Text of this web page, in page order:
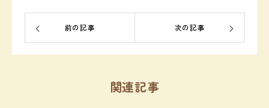
前の記事 次の記事
関連記事